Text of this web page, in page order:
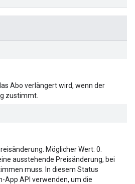
Abo verlängert wird, wenn der
zustimmt.
Möglicher Wert: 0.
ausstehende Preisänderung, bei
muss. In diesem Status
App API verwenden, um die